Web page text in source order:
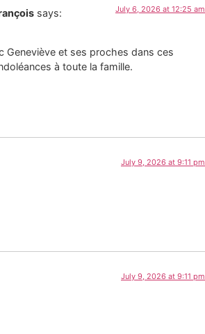
says: July 6, 2026 at 12:25 am
Geneviève et ses proches dans ces
à toute la famille.
July 9, 2026 at 9:11 pm
July 9, 2026 at 9:11 pm